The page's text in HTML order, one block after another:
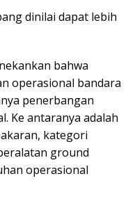
dinilai dapat lebih
bahwa
operasional bandara
penerbangan
Ke antaranya adalah
kategori
ground
operasional